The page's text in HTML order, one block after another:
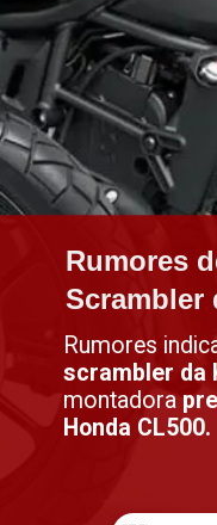
Rumores
Scrambler
Rumores
Scrambler
Rumores
scrambler da
montadora
Honda CL500.